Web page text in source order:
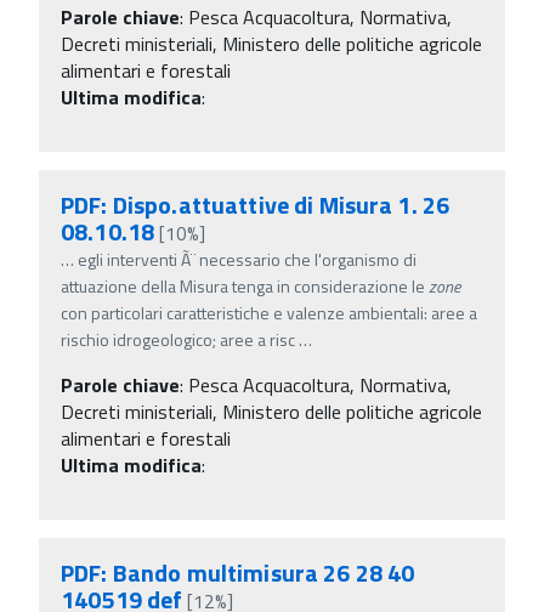
Parole chiave: Pesca Acquacoltura, Normativa,
Decreti ministeriali, Ministero delle politiche agricole
alimentari e forestali
Ultima modifica:
PDF: Dispo.attuattive di Misura 1. 26
08.10.18[10%]
… egli interventi Ã¨ necessario che l'organismo di
attuazione della Misura tenga in considerazione lezone
con particolari caratteristiche e valenze ambientali: aree a
rischio idrogeologico; aree a risc…
Parole chiave: Pesca Acquacoltura, Normativa,
Decreti ministeriali, Ministero delle politiche agricole
alimentari e forestali
Ultima modifica:
PDF: Bando multimisura 26 28 40
140519 def [12%]